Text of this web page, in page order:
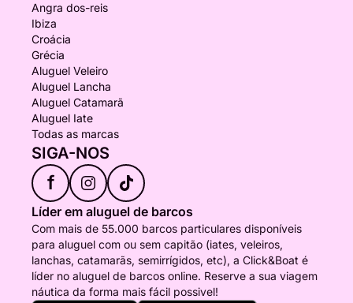
Angra dos-reis
Ibiza
Croácia
Grécia
Aluguel Veleiro
Aluguel Lancha
Aluguel Catamarã
Aluguel Iate
Todas as marcas
SIGA-NOS
f
Líder em aluguel de barcos
Com mais de 55.000 barcos particulares disponíveis
para aluguel com ou sem capitão (iates, veleiros,
lanchas, catamarãs, semirrígidos, etc), a Click&Boat é
líder no aluguel de barcos online. Reserve a sua viagem
náutica da forma mais fácil possivel!